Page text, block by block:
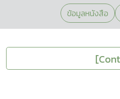
ข้อมูลหนังสือ